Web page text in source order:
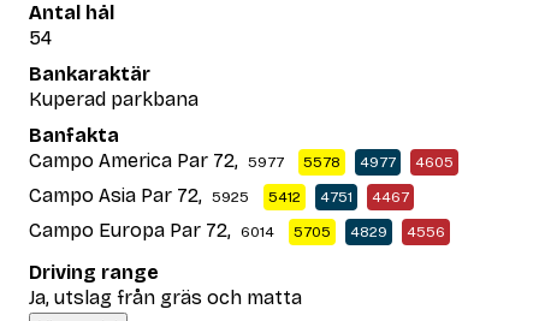
Antal hål
54
Bankaraktär
Kuperad parkbana
Banfakta
Campo America Par 72, 5977 5578 4977 4605
Campo Asia Par 72, 5925 5412 4751 4467
Campo Europa Par 72, 6014 5705 4829 4556
Driving range
Ja, utslag från gräs och matta